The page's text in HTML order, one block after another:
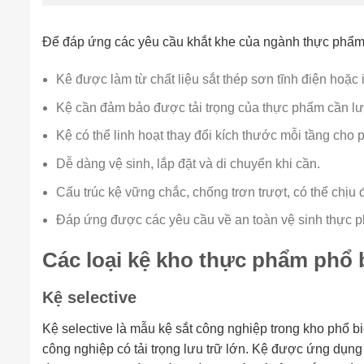
Để đáp ứng các yêu cầu khắt khe của ngành thực
Kê được làm từ chất liệu sắt thép sơn tĩnh điện
Kệ cần đảm bảo được tải trọng của thực phẩm cần
Kệ có thể linh hoạt thay đổi kích thước mỗi tầng cho
Dễ dàng vệ sinh, lắp đặt và di chuyển khi cần.
Cấu trúc kệ vững chắc, chống trơn trượt, có thể
Đáp ứng được các yêu cầu về an toàn vệ sinh thực
Các loại kệ kho thực phẩm phổ
Kệ selective
Kệ selective là mẫu kệ sắt công nghiệp trong kho phổ
công nghiệp có tải trọng lưu trữ lớn. Kệ được ứng